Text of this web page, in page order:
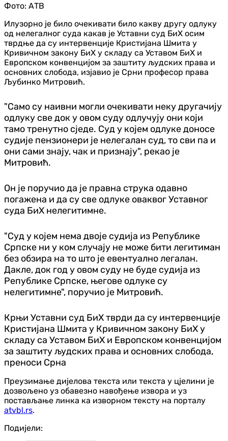
Фото: АТВ
Илузорно је било очекивати било какву другу одлуку
од нелегалног суда какав је Уставни суд БиХ осим
тврдње да су интервенције Кристијана Шмита у
Кривичном закону БиХ у складу са Уставом БиХ и
Европском конвенцијом за заштиту људских права и
основних слобода, изјавио је Срни професор права
Љубинко Митровић.
"Само су наивни могли очекивати неку другачију
одлуку све док у овом суду одлучују они који
тамо тренутно сједе. Суд у којем одлуке доносе
судије пензионери је нелегалан суд, то сви па и
они сами знају, чак и признају", рекао је
Митровић.
Он је поручио да је правна струка одавно
погажена и да су све одлуке оваквог Уставног
суда БиХ нелегитимне.
"Суд у којем нема двоје судија из Републике
Српске ни у ком случају не може бити легитиман
без обзира на то што је евентуално легалан.
Дакле, док год у овом суду не буде судија из
Републике Српске, његове одлуке су
нелегитимне", поручио је Митровић.
Крњи Уставни суд БиХ тврди да су интервенције
Кристијана Шмита у Кривичном закону БиХ у
складу са Уставом БиХ и Европском конвенцијом
за заштиту људских права и основних слобода,
преноси Срна
Преузимање дијелова текста или текста у цјелини је
дозвољено уз обавезно навођење извора и уз
постављање линка ка изворном тексту на порталу
atvbl.rs.
Подијели: